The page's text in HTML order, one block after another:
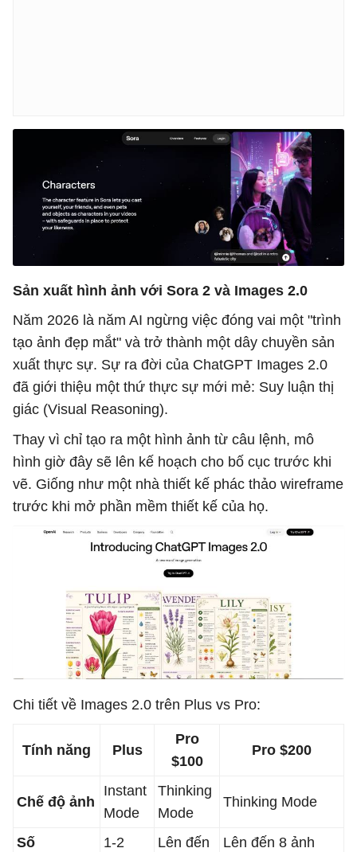
Sản xuất hình ảnh với Sora 2 và Images 2.0
Năm 2026 là năm AI ngừng việc đóng vai một "trình
tạo ảnh đẹp mắt" và trở thành một dây chuyền sản
xuất thực sự. Sự ra đời của ChatGPT Images 2.0
đã giới thiệu một thứ thực sự mới mẻ: Suy luận thị
giác (Visual Reasoning).
Thay vì chỉ tạo ra một hình ảnh từ câu lệnh, mô
hình giờ đây sẽ lên kế hoạch cho bố cục trước khi
vẽ. Giống như một nhà thiết kế phác thảo wireframe
trước khi mở phần mềm thiết kế của họ.
Chi tiết về Images 2.0 trên Plus vs Pro:
Tính năng Plus
Pro
$100
Pro $200
Chế độ ảnh
Instant
Mode
Thinking
Mode
Thinking Mode
Số
1-2
Lên đến
Lên đến 8 ảnh